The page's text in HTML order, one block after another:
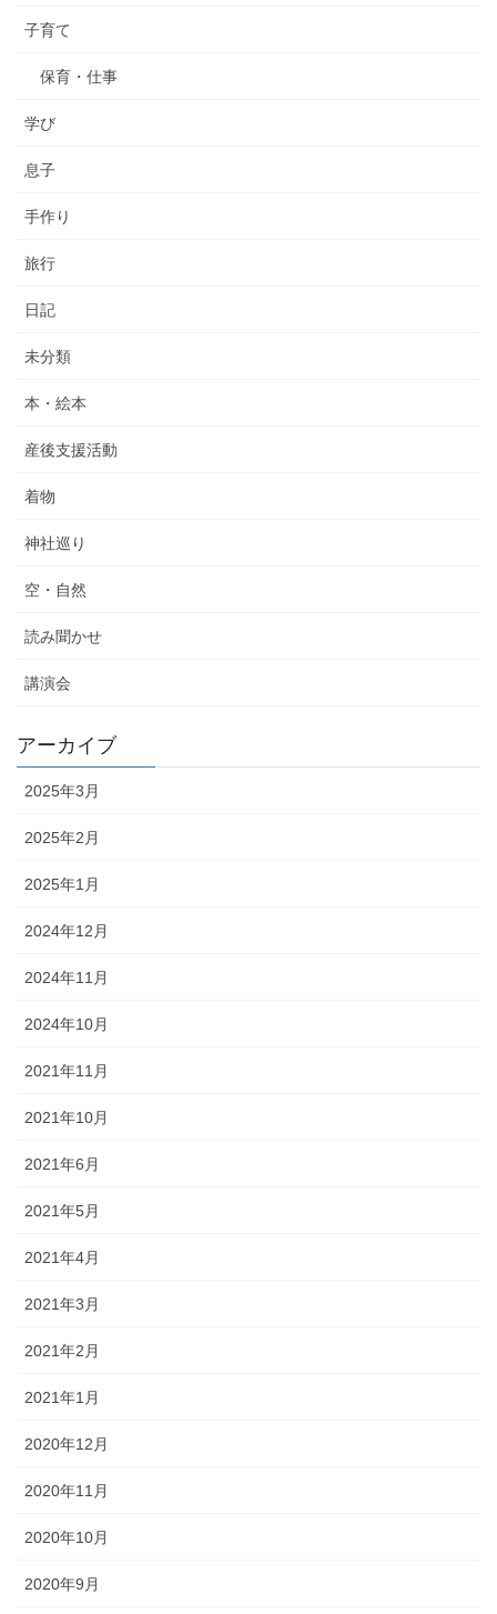
子育て
保育・仕事
学び
息子
手作り
旅行
日記
未分類
本・絵本
産後支援活動
着物
神社巡り
空・自然
読み聞かせ
講演会
アーカイブ
2025年3月
2025年2月
2025年1月
2024年12月
2024年11月
2024年10月
2021年11月
2021年10月
2021年6月
2021年5月
2021年4月
2021年3月
2021年2月
2021年1月
2020年12月
2020年11月
2020年10月
2020年9月